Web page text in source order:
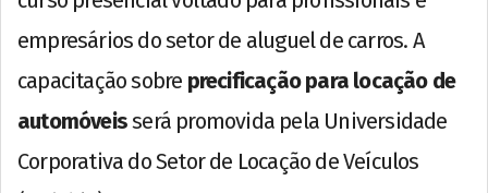
empresários do setor de aluguel de carros. A
capacitação sobre precificação para locação de
automóveisserá promovida pela Universidade
Corporativa do Setor de Locação de Veículos